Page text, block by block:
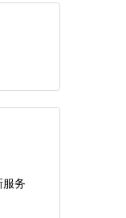
务